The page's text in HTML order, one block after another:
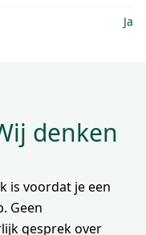
Ja
denken
is voordat je een
Geen
gesprek over